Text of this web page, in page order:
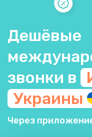
Дешёвые
звонки в
Украины
Через